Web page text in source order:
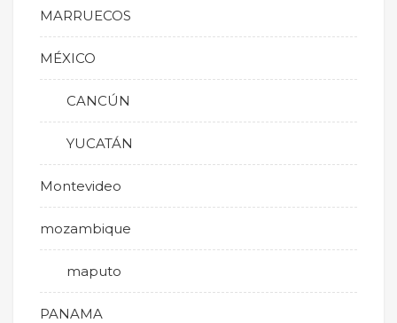
MARRUECOS
MÉXICO
CANCÚN
YUCATÁN
Montevideo
mozambique
maputo
PANAMA